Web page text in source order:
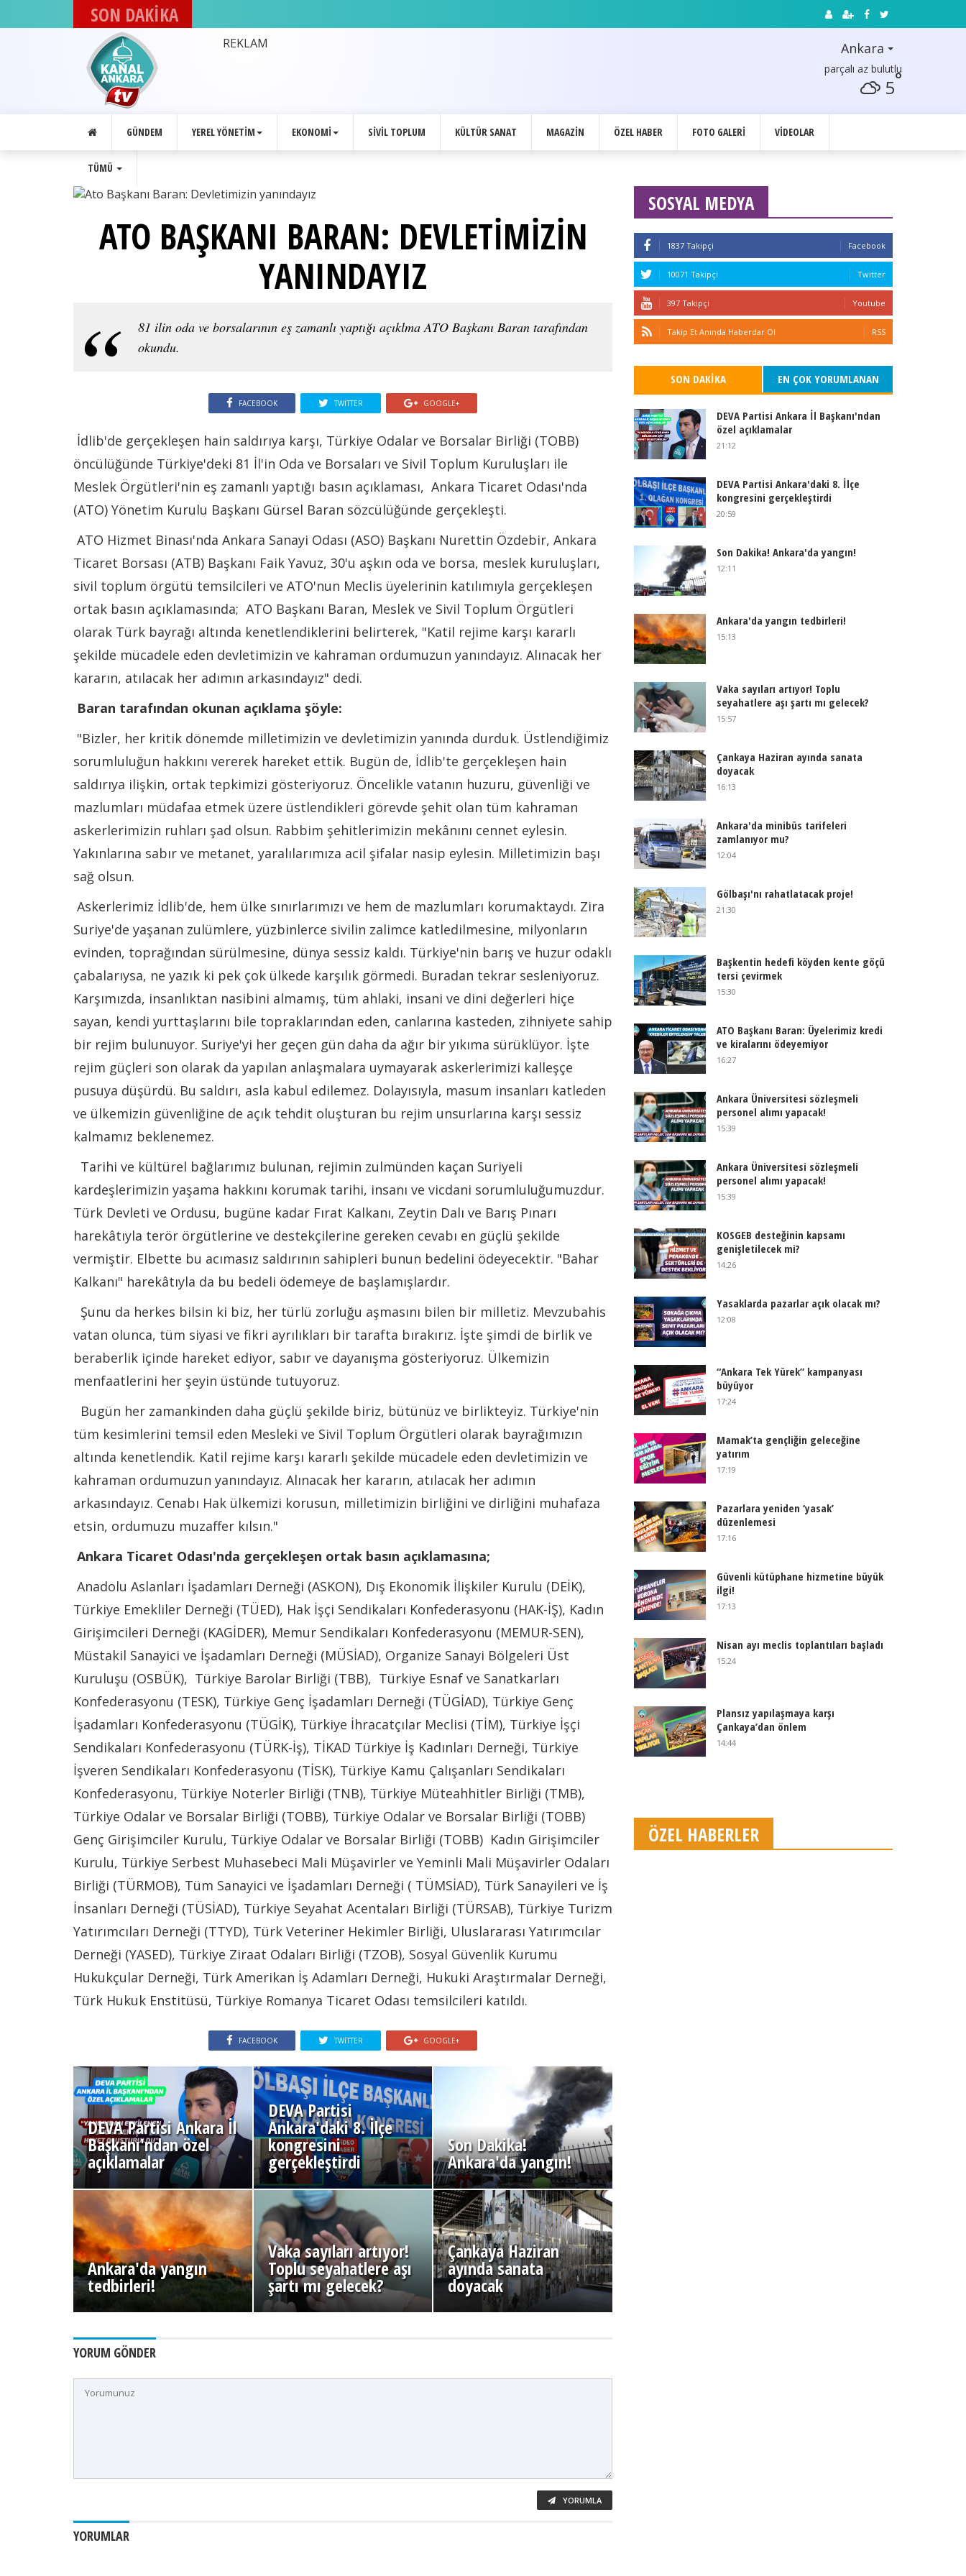
SON DAKİKA
Ankara'daki
gerçekleştirdi
REKLAM Ankara
parçalı az bulutlu
5°
GÜNDEM YEREL YÖNETIM EKONOMI SIVIL TOPLUM KÜLTÜR SANAT MAGAZIN ÖZEL HABER FOTO GALERI VIDEOLAR
TÜMÜ
ATO BAŞKANI BARAN: DEVLETİMİZİN
YANINDAYIZ
81 ilin oda ve borsalarının eş zamanlı yaptığı açıklma ATO Başkanı Baran tarafından
okundu.
FACEBOOK TWITTER GOOGLE+
İdlib'de gerçekleşen hain saldırıya karşı, Türkiye Odalar ve Borsalar Birliği (TOBB)
öncülüğünde Türkiye'deki 81 İl'in Oda ve Borsaları ve Sivil Toplum Kuruluşları ile
Meslek Örgütleri'nin eş zamanlı yaptığı basın açıklaması, Ankara Ticaret Odası'nda
(ATO) Yönetim Kurulu Başkanı Gürsel Baran sözcülüğünde gerçekleşti.
ATO Hizmet Binası'nda Ankara Sanayi Odası (ASO) Başkanı Nurettin Özdebir, Ankara
Ticaret Borsası (ATB) Başkanı Faik Yavuz, 30'u aşkın oda ve borsa, meslek kuruluşları,
sivil toplum örgütü temsilcileri ve ATO'nun Meclis üyelerinin katılımıyla gerçekleşen
ortak basın açıklamasında; ATO Başkanı Baran, Meslek ve Sivil Toplum Örgütleri
olarak Türk bayrağı altında kenetlendiklerini belirterek, "Katil rejime karşı kararlı
şekilde mücadele eden devletimizin ve kahraman ordumuzun yanındayız. Alınacak her
kararın, atılacak her adımın arkasındayız" dedi.
Baran tarafından okunan açıklama şöyle:
"Bizler, her kritik dönemde milletimizin ve devletimizin yanında durduk. Üstlendiğimiz
sorumluluğun hakkını vererek hareket ettik. Bugün de, İdlib'te gerçekleşen hain
saldırıya ilişkin, ortak tepkimizi gösteriyoruz. Öncelikle vatanın huzuru, güvenliği ve
mazlumları müdafaa etmek üzere üstlendikleri görevde şehit olan tüm kahraman
askerlerimizin ruhları şad olsun. Rabbim şehitlerimizin mekânını cennet eylesin.
Yakınlarına sabır ve metanet, yaralılarımıza acil şifalar nasip eylesin. Milletimizin başı
sağ olsun.
Askerlerimiz İdlib'de, hem ülke sınırlarımızı ve hem de mazlumları korumaktaydı. Zira
Suriye'de yaşanan zulümlere, yüzbinlerce sivilin zalimce katledilmesine, milyonların
evinden, toprağından sürülmesine, dünya sessiz kaldı. Türkiye'nin barış ve huzur odaklı
çabalarıysa, ne yazık ki pek çok ülkede karşılık görmedi. Buradan tekrar sesleniyoruz.
Karşımızda, insanlıktan nasibini almamış, tüm ahlaki, insani ve dini değerleri hiçe
sayan, kendi yurttaşlarını bile topraklarından eden, canlarına kasteden, zihniyete sahip
bir rejim bulunuyor. Suriye'yi her geçen gün daha da ağır bir yıkıma sürüklüyor. İşte
rejim güçleri son olarak da yapılan anlaşmalara uymayarak askerlerimizi kalleşçe
pusuya düşürdü. Bu saldırı, asla kabul edilemez. Dolayısıyla, masum insanları katleden
ve ülkemizin güvenliğine de açık tehdit oluşturan bu rejim unsurlarına karşı sessiz
kalmamız beklenemez.
Tarihi ve kültürel bağlarımız bulunan, rejimin zulmünden kaçan Suriyeli
kardeşlerimizin yaşama hakkını korumak tarihi, insanı ve vicdani sorumluluğumuzdur.
Türk Devleti ve Ordusu, bugüne kadar Fırat Kalkanı, Zeytin Dalı ve Barış Pınarı
harekâtıyla terör örgütlerine ve destekçilerine gereken cevabı en güçlü şekilde
vermiştir. Elbette bu acımasız saldırının sahipleri bunun bedelini ödeyecektir. "Bahar
Kalkanı" harekâtıyla da bu bedeli ödemeye de başlamışlardır.
Şunu da herkes bilsin ki biz, her türlü zorluğu aşmasını bilen bir milletiz. Mevzubahis
vatan olunca, tüm siyasi ve fikri ayrılıkları bir tarafta bırakırız. İşte şimdi de birlik ve
beraberlik içinde hareket ediyor, sabır ve dayanışma gösteriyoruz. Ülkemizin
menfaatlerini her şeyin üstünde tutuyoruz.
Bugün her zamankinden daha güçlü şekilde biriz, bütünüz ve birlikteyiz. Türkiye'nin
tüm kesimlerini temsil eden Mesleki ve Sivil Toplum Örgütleri olarak bayrağımızın
altında kenetlendik. Katil rejime karşı kararlı şekilde mücadele eden devletimizin ve
kahraman ordumuzun yanındayız. Alınacak her kararın, atılacak her adımın
arkasındayız. Cenabı Hak ülkemizi korusun, milletimizin birliğini ve dirliğini muhafaza
etsin, ordumuzu muzaffer kılsın."
Ankara Ticaret Odası'nda gerçekleşen ortak basın açıklamasına;
Anadolu Aslanları İşadamları Derneği (ASKON), Dış Ekonomik İlişkiler Kurulu (DEİK),
Türkiye Emekliler Derneği (TÜED), Hak İşçi Sendikaları Konfederasyonu (HAK-İŞ), Kadın
Girişimcileri Derneği (KAGİDER), Memur Sendikaları Konfederasyonu (MEMUR-SEN),
Müstakil Sanayici ve İşadamları Derneği (MÜSİAD), Organize Sanayi Bölgeleri Üst
Kuruluşu (OSBÜK), Türkiye Barolar Birliği (TBB), Türkiye Esnaf ve Sanatkarları
Konfederasyonu (TESK), Türkiye Genç İşadamları Derneği (TÜGİAD), Türkiye Genç
İşadamları Konfederasyonu (TÜGİK), Türkiye İhracatçılar Meclisi (TİM), Türkiye İşçi
Sendikaları Konfederasyonu (TÜRK-İş), TİKAD Türkiye İş Kadınları Derneği, Türkiye
İşveren Sendikaları Konfederasyonu (TİSK), Türkiye Kamu Çalışanları Sendikaları
Konfederasyonu, Türkiye Noterler Birliği (TNB), Türkiye Müteahhitler Birliği (TMB),
Türkiye Odalar ve Borsalar Birliği (TOBB), Türkiye Odalar ve Borsalar Birliği (TOBB)
Genç Girişimciler Kurulu, Türkiye Odalar ve Borsalar Birliği (TOBB) Kadın Girişimciler
Kurulu, Türkiye Serbest Muhasebeci Mali Müşavirler ve Yeminli Mali Müşavirler Odaları
Birliği (TÜRMOB), Tüm Sanayici ve İşadamları Derneği ( TÜMSİAD), Türk Sanayileri ve İş
İnsanları Derneği (TÜSİAD), Türkiye Seyahat Acentaları Birliği (TÜRSAB), Türkiye Turizm
Yatırımcıları Derneği (TTYD), Türk Veteriner Hekimler Birliği, Uluslararası Yatırımcılar
Derneği (YASED), Türkiye Ziraat Odaları Birliği (TZOB), Sosyal Güvenlik Kurumu
Hukukçular Derneği, Türk Amerikan İş Adamları Derneği, Hukuki Araştırmalar Derneği,
Türk Hukuk Enstitüsü, Türkiye Romanya Ticaret Odası temsilcileri katıldı.
FACEBOOK TWITTER GOOGLE+
DEVA Partisi Ankara İl
Başkanı'ndan özel
açıklamalar
DEVA Partisi
Ankara'daki 8. İlçe
kongresini
gerçekleştirdi
Son Dakika!
Ankara'da yangın!
Ankara'da yangın
tedbirleri!
Vaka sayıları artıyor!
Toplu seyahatlere aşı
şartı mı gelecek?
Çankaya Haziran
ayında sanata
doyacak
YORUM GÖNDER
YORUMLA
YORUMLAR
SOSYAL MEDYA
1837 Takipçi Facebook
10071 Takipçi Twitter
397 Takipçi Youtube
Takip Et Anında Haberdar Ol RSS
SON DAKIKA EN ÇOK YORUMLANAN
DEVA Partisi Ankara İl Başkanı'ndan
özel açıklamalar
21:12
DEVA Partisi Ankara'daki 8. İlçe
kongresini gerçekleştirdi
20:59
Son Dakika! Ankara'da yangın!
12:11
Ankara'da yangın tedbirleri!
15:13
Vaka sayıları artıyor! Toplu
seyahatlere aşı şartı mı gelecek?
15:57
Çankaya Haziran ayında sanata
doyacak
16:13
Ankara'da minibüs tarifeleri
zamlanıyor mu?
12:04
Gölbaşı'nı rahatlatacak proje!
21:30
Başkentin hedefi köyden kente göçü
tersi çevirmek
15:30
ATO Başkanı Baran: Üyelerimiz kredi
ve kiralarını ödeyemiyor
16:27
Ankara Üniversitesi sözleşmeli
personel alımı yapacak!
15:39
Ankara Üniversitesi sözleşmeli
personel alımı yapacak!
15:39
KOSGEB desteğinin kapsamı
genişletilecek mi?
14:26
Yasaklarda pazarlar açık olacak mı?
12:08
“Ankara Tek Yürek” kampanyası
büyüyor
17:24
Mamak’ta gençliğin geleceğine
yatırım
17:19
Pazarlara yeniden ‘yasak’
düzenlemesi
17:16
Güvenli kütüphane hizmetine büyük
ilgi!
17:13
Nisan ayı meclis toplantıları başladı
15:24
Plansız yapılaşmaya karşı
Çankaya’dan önlem
14:44
ÖZEL HABERLER